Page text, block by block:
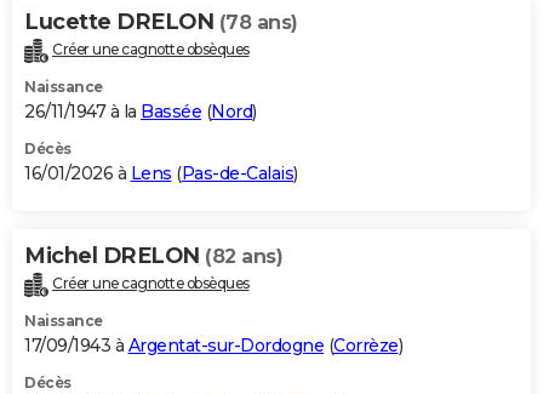
Carte de Noël
Carte Bonne année
Carte Saint-Valentin
Carte Pâques
Carte d'anniversaire
DICTIONNAIRE
Dictionnaire
Biographies
Citations
Expressions
Proverbes
PROGRAMME TV
S'inscrire
Se connecter
Lycées
Collèges
Primaires
Universités
Entreprises
Service militaire
Avis de recherche
AVIS DE DÉCÈS
Bricolage
Lifestyle
Culture
Sport
Auto
Television
Voyage
Cinema
Lucette DRELON (78 ans)
Créer une cagnotte obsèques
Naissance
26/11/1947 à la Bassée (Nord)
Décès
16/01/2026 à Lens (Pas-de-Calais)
Michel DRELON (82 ans)
Créer une cagnotte obsèques
Naissance
17/09/1943 à Argentat-sur-Dordogne (Corrèze)
Décès